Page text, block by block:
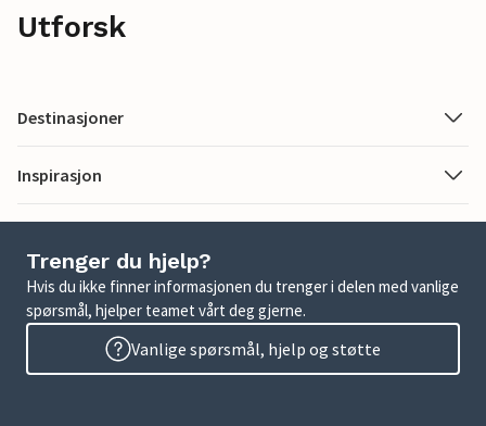
Utforsk
Destinasjoner
Inspirasjon
Trenger du hjelp?
Hvis du ikke finner informasjonen du trenger i delen med vanlige
spørsmål, hjelper teamet vårt deg gjerne.
Vanlige spørsmål, hjelp og støtte